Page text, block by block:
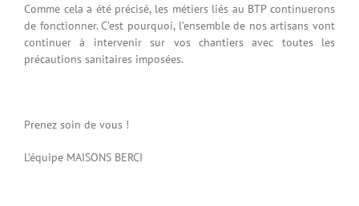
Comme cela a été précisé, les métiers liés au BTP continuerons
de fonctionner. C’est pourquoi, l’ensemble de nos artisans vont
continuer à intervenir sur vos chantiers avec toutes les
précautions sanitaires imposées.
Prenez soin de vous !
L’équipe MAISONS BERCI